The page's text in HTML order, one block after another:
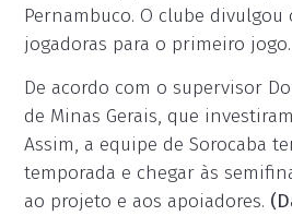
Pernambuco. O clube divulgou
jogadoras para o primeiro
De acordo com o supervisor
de Minas Gerais, que
Assim, a equipe de Sorocaba
temporada e chegar às
ao projeto e aos apoiadores.